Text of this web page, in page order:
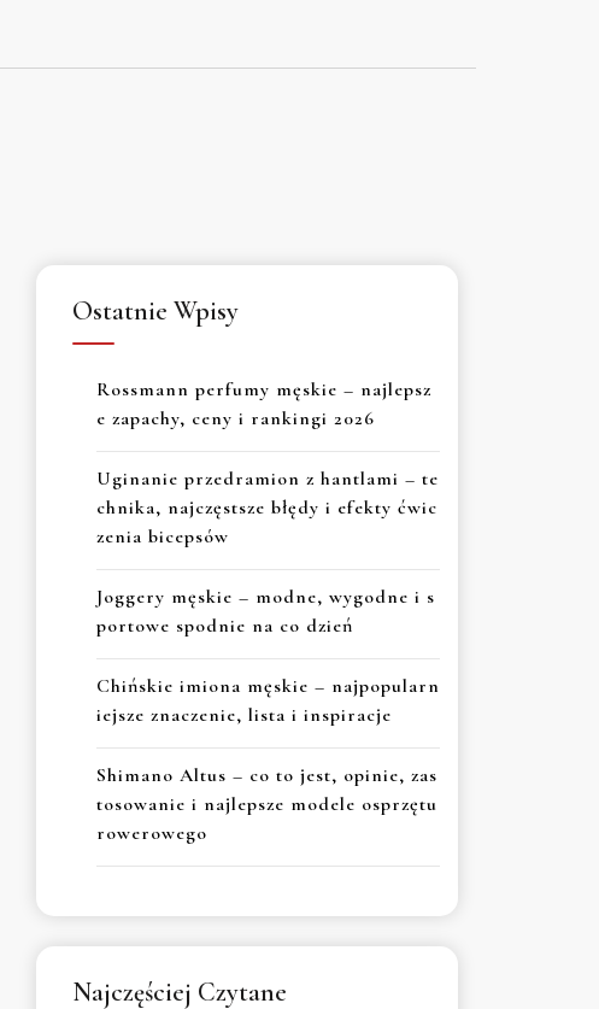
Ostatnie Wpisy
Rossmann perfumy męskie – najlepsz
e zapachy, ceny i rankingi 2026
Uginanie przedramion z hantlami – te
chnika, najczęstsze błędy i efekty ćwic
zenia bicepsów
Joggery męskie – modne, wygodne i s
portowe spodnie na co dzień
Chińskie imiona męskie – najpopularn
iejsze znaczenie, lista i inspiracje
Shimano Altus – co to jest, opinie, zas
tosowanie i najlepsze modele osprzętu
rowerowego
Najczęściej Czytane